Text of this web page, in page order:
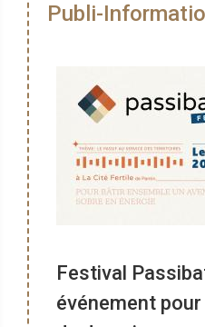
Publi-
Festival
événement